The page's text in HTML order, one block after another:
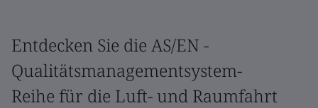
Entdecken Sie die AS/EN -
Qualitätsmanagementsystem-
Reihe für die Luft- und Raumfahrt